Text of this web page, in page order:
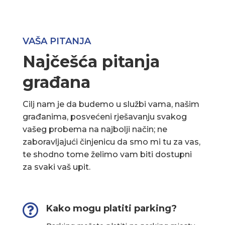
VAŠA PITANJA
Najčešća pitanja
građana
Cilj nam je da budemo u službi vama, našim
građanima, posvećeni rješavanju svakog
vašeg probema na najbolji način; ne
zaboravljajući činjenicu da smo mi tu za vas,
te shodno tome želimo vam biti dostupni
za svaki vaš upit.
 Kako mogu platiti parking?